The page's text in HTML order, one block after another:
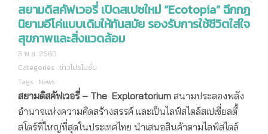
สยามดิสคัฟเวอรี่ เปิดสเปซใหม่ “Ecotopia” ฉีกกฎ
นิยามอีโค่แบบเดิมให้ทันสมัย รองรับการใช้ชีวิตใส่ใจ
สุขภาพและสิ่งแวดล้อม
3 พ.ย. 2560
Categories : ข่าวโปรโมชั่น
Tags : News
สยามดิสคัฟเวอรี่ – The Exploratorium สนามประลองพลัง
อำนาจแห่งความคิดสร้างสรรค์ และเป็นไลฟ์สไตล์สเปเชี่ยลตี้
สโตร์ที่ใหญ่ที่สุดในประเทศไทย นำเสนอสินค้าตามไลฟ์สไตล์